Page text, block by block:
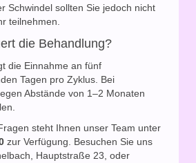
Schwindel sollten Sie jedoch nicht
teilnehmen.
die Behandlung?
die Einnahme an fünf
Tagen pro Zyklus. Bei
Abstände von 1–2 Monaten
steht Ihnen unser Team unter
zur Verfügung. Besuchen Sie uns
Hauptstraße 23, oder